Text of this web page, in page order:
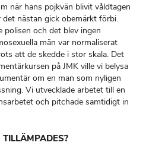
när hans pojkvän blivit våldtagen
nästan gick obemärkt förbi.
polisen och det blev ingen
män var normaliserat
att de skedde i stor skala. Det
på JMK ville vi belysa
om en man som nyligen
Vi utvecklade arbetet till en
och pitchade samtidigt in